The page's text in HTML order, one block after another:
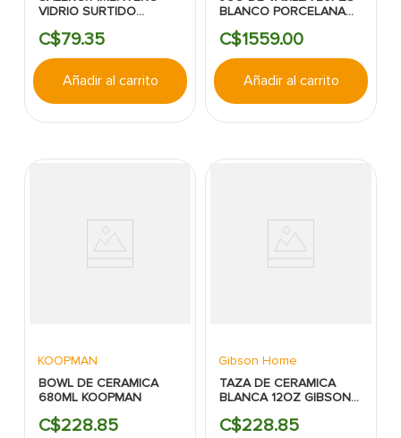
VIDRIO SURTIDO
C$79.35
Añadir al carrito
BLANCO PORCELANA
C$1559.00
Añadir al carrito
KOOPMAN
BOWL DE CERAMICA
680ML KOOPMAN
C$228.85
Gibson Home
TAZA DE CERAMICA
BLANCA 12OZ GIBSON
C$228.85